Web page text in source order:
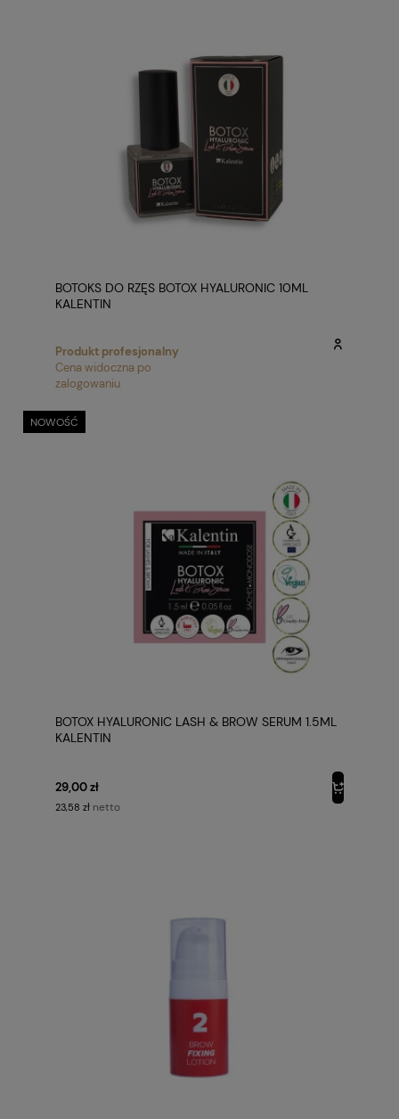
BOTOKS DO RZĘS BOTOX HYALURONIC 10ML
KALENTIN
Produkt profesjonalny
Cena widoczna po
zalogowaniu
BOTOX HYALURONIC LASH & BROW SERUM 1.5ML
KALENTIN
29,00 zł
23,58 zł netto
NOWOŚĆ